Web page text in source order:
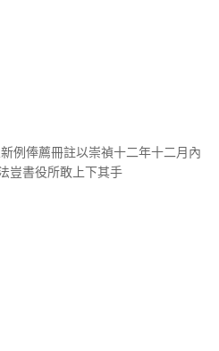
例俸薦冊註以崇禎十二年十二月內
豈書役所敢上下其手